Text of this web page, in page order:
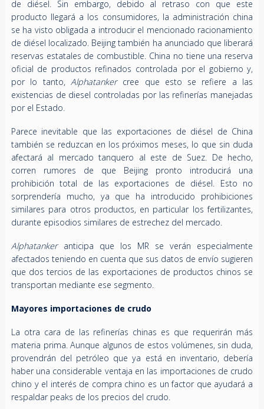
de diésel. Sin embargo, debido al retraso con que este
producto llegará a los consumidores, la administración china
se ha visto obligada a introducir el mencionado racionamiento
de diésel localizado. Beijing también ha anunciado que liberará
reservas estatales de combustible. China no tiene una reserva
oficial de productos refinados controlada por el gobierno y,
por lo tanto, Alphatankercree que esto se refiere a las
existencias de diesel controladas por las refinerías manejadas
por el Estado.
Parece inevitable que las exportaciones de diésel de China
también se reduzcan en los próximos meses, lo que sin duda
afectará al mercado tanquero al este de Suez. De hecho,
corren rumores de que Beijing pronto introducirá una
prohibición total de las exportaciones de diésel. Esto no
sorprendería mucho, ya que ha introducido prohibiciones
similares para otros productos, en particular los fertilizantes,
durante episodios similares de estrechez del mercado.
Alphatankeranticipa que los MR se verán especialmente
afectados teniendo en cuenta que sus datos de envío sugieren
que dos tercios de las exportaciones de productos chinos se
transportan mediante ese segmento.
Mayores importaciones de crudo
La otra cara de las refinerías chinas es que requerirán más
materia prima. Aunque algunos de estos volúmenes, sin duda,
provendrán del petróleo que ya está en inventario, debería
haber una considerable ventaja en las importaciones de crudo
chino y el interés de compra chino es un factor que ayudará a
respaldar peaks de los precios del crudo.